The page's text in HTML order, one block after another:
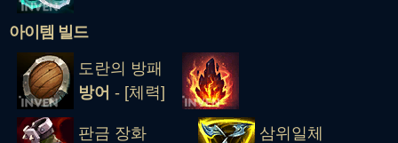
아이템 빌드
도란의 방패
방어 - [체력]
판금 장화
삼위일체